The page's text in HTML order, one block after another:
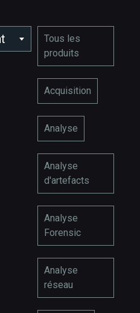
Tous les
produits
Acquisition
Analyse
Analyse
d'artefacts
Analyse
Forensic
Analyse
réseau